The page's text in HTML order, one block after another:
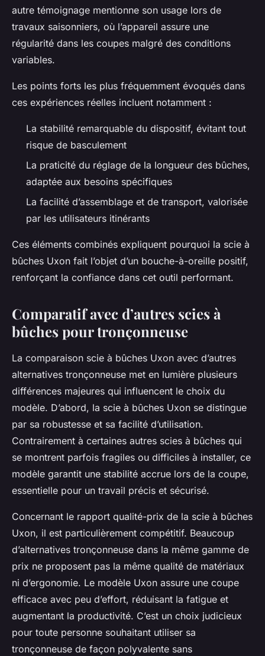
autre témoignage mentionne son usage lors de
travaux saisonniers, où l’appareil assure une
régularité dans les coupes malgré des conditions
variables.
Les points forts les plus fréquemment évoqués dans
ces expériences réelles incluent notamment :
La stabilité remarquable du dispositif, évitant tout
risque de basculement
La praticité du réglage de la longueur des bûches,
adaptée aux besoins spécifiques
La facilité d’assemblage et de transport, valorisée
par les utilisateurs itinérants
Ces éléments combinés expliquent pourquoi la scie à
bûches Uxon fait l’objet d’un bouche-à-oreille positif,
renforçant la confiance dans cet outil performant.
Comparatif avec d’autres scies à
bûches pour tronçonneuse
La comparaison scie à bûches Uxon avec d’autres
alternatives tronçonneuse met en lumière plusieurs
différences majeures qui influencent le choix du
modèle. D’abord, la scie à bûches Uxon se distingue
par sa robustesse et sa facilité d’utilisation.
Contrairement à certaines autres scies à bûches qui
se montrent parfois fragiles ou difficiles à installer, ce
modèle garantit une stabilité accrue lors de la coupe,
essentielle pour un travail précis et sécurisé.
Concernant le rapport qualité-prix de la scie à bûches
Uxon, il est particulièrement compétitif. Beaucoup
d’alternatives tronçonneuse dans la même gamme de
prix ne proposent pas la même qualité de matériaux
ni d’ergonomie. Le modèle Uxon assure une coupe
efficace avec peu d’effort, réduisant la fatigue et
augmentant la productivité. C’est un choix judicieux
pour toute personne souhaitant utiliser sa
tronçonneuse de façon polyvalente sans